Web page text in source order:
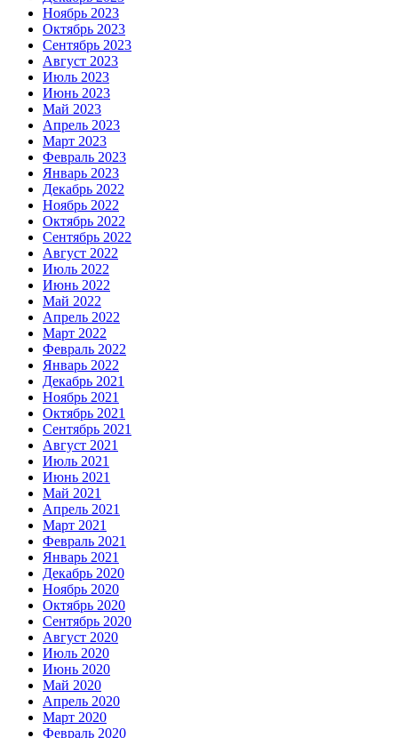
Ноябрь 2023
Октябрь 2023
Сентябрь 2023
Август 2023
Июль 2023
Июнь 2023
Май 2023
Апрель 2023
Март 2023
Февраль 2023
Январь 2023
Декабрь 2022
Ноябрь 2022
Октябрь 2022
Сентябрь 2022
Август 2022
Июль 2022
Июнь 2022
Май 2022
Апрель 2022
Март 2022
Февраль 2022
Январь 2022
Декабрь 2021
Ноябрь 2021
Октябрь 2021
Сентябрь 2021
Август 2021
Июль 2021
Июнь 2021
Май 2021
Апрель 2021
Март 2021
Февраль 2021
Январь 2021
Декабрь 2020
Ноябрь 2020
Октябрь 2020
Сентябрь 2020
Август 2020
Июль 2020
Июнь 2020
Май 2020
Апрель 2020
Март 2020
Февраль 2020